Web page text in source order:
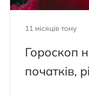
11 місяців тому
Гороскоп
початків,